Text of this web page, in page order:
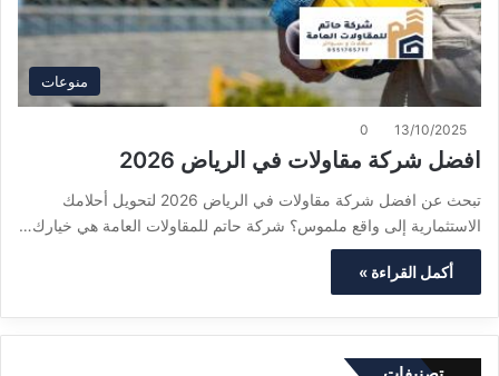
منوعات
13/10/2025
0
افضل شركة مقاولات في الرياض 2026
تبحث عن افضل شركة مقاولات في الرياض 2026 لتحويل أحلامك
الاستثمارية إلى واقع ملموس؟ شركة حاتم للمقاولات العامة هي خيارك…
أكمل القراءة »